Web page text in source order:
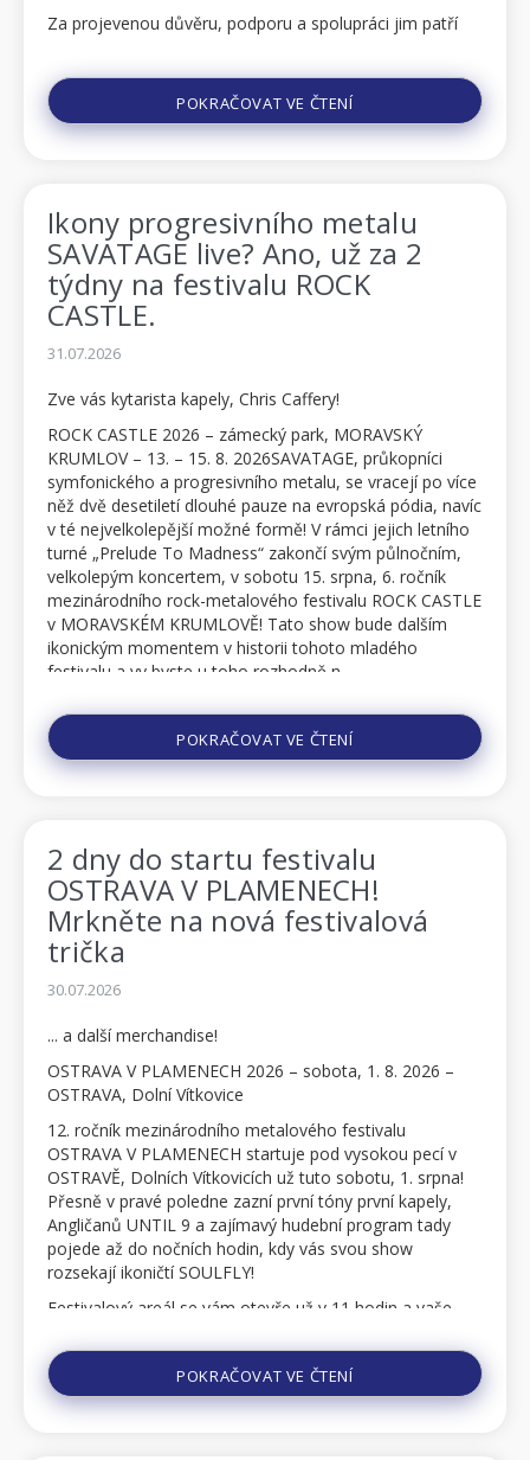
Za projevenou důvěru, podporu a spolupráci jim patří
POKRAČOVAT VE ČTENÍ
Ikony progresivního metalu
SAVATAGE live? Ano, už za 2
týdny na festivalu ROCK
CASTLE.
31.07.2026
Zve vás kytarista kapely, Chris Caffery!
ROCK CASTLE 2026 – zámecký park, MORAVSKÝ
KRUMLOV – 13. – 15. 8. 2026SAVATAGE, průkopníci
symfonického a progresivního metalu, se vracejí po více
něž dvě desetiletí dlouhé pauze na evropská pódia, navíc
v té nejvelkolepější možné formě! V rámci jejich letního
turné „Prelude To Madness“ zakončí svým půlnočním,
velkolepým koncertem, v sobotu 15. srpna, 6. ročník
mezinárodního rock-metalového festivalu ROCK CASTLE
v MORAVSKÉM KRUMLOVĚ! Tato show bude dalším
ikonickým momentem v historii tohoto mladého
festivalu a vy byste u toho rozhodně n...
POKRAČOVAT VE ČTENÍ
2 dny do startu festivalu
OSTRAVA V PLAMENECH!
Mrkněte na nová festivalová
trička
30.07.2026
... a další merchandise!
OSTRAVA V PLAMENECH 2026 – sobota, 1. 8. 2026 –
OSTRAVA, Dolní Vítkovice
12. ročník mezinárodního metalového festivalu
OSTRAVA V PLAMENECH startuje pod vysokou pecí v
OSTRAVĚ, Dolních Vítkovicích už tuto sobotu, 1. srpna!
Přesně v pravé poledne zazní první tóny první kapely,
Angličanů UNTIL 9 a zajímavý hudební program tady
pojede až do nočních hodin, kdy vás svou show
rozsekají ikoničtí SOULFLY!
Festivalový areál se vám otevře už v 11 hodin a vaše
vás bude čekat celý zbrusu no...
POKRAČOVAT VE ČTENÍ